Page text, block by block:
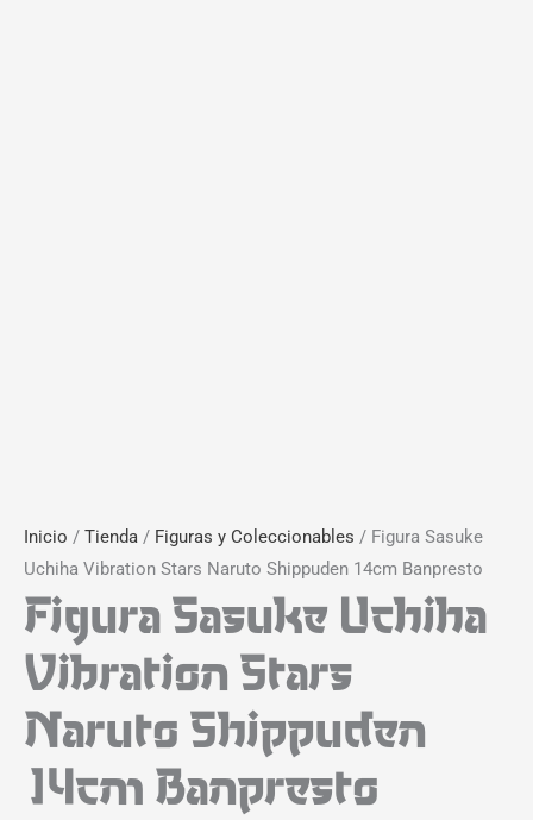
Inicio / Tienda / Figuras y Coleccionables / Figura Sasuke
Uchiha Vibration Stars Naruto Shippuden 14cm Banpresto
Figura Sasuke Uchiha
Vibration Stars
Naruto Shippuden
14cm Banpresto